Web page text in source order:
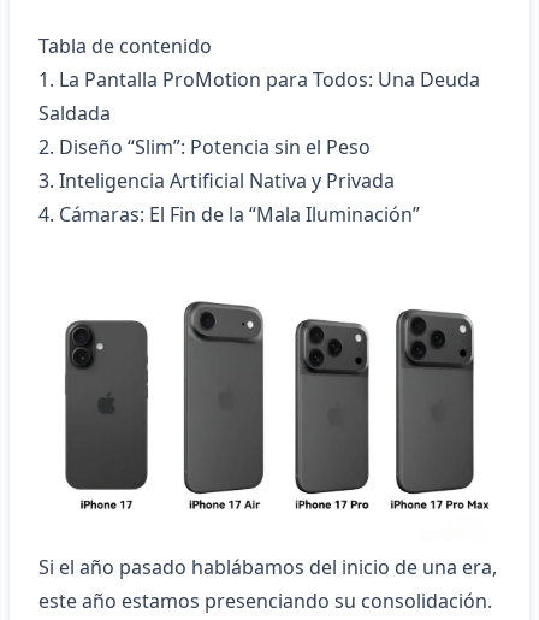
Tabla de contenido
1. La Pantalla ProMotion para Todos: Una Deuda
Saldada
2. Diseño “Slim”: Potencia sin el Peso
3. Inteligencia Artificial Nativa y Privada
4. Cámaras: El Fin de la “Mala Iluminación”
Si el año pasado hablábamos del inicio de una era,
este año estamos presenciando su consolidación.